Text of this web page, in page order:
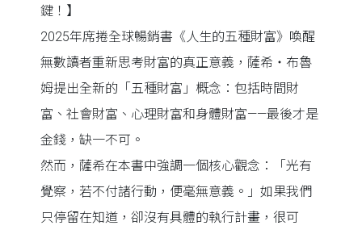
鍵！】
2025年席捲全球暢銷書《人生的五種財富》喚醒
無數讀者重新思考財富的真正意義，薩希・布魯
姆提出全新的「五種財富」概念：包括時間財
富、社會財富、心理財富和身體財富——最後才是
金錢，缺一不可。
然而，薩希在本書中強調一個核心觀念：「光有
覺察，若不付諸行動，便毫無意義。」如果我們
只停留在知道，卻沒有具體的執行計畫，很可